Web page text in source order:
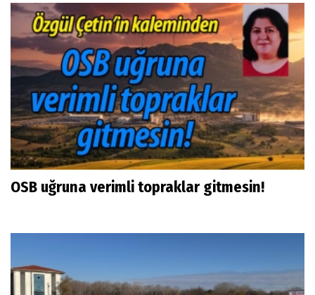
OSB uğruna verimli topraklar gitmesin!